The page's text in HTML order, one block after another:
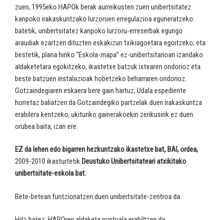
zuen, 1995eko HAPOk berak aurreikusten zuen unibertsitatez
kanpoko irakaskuntzako lurzoruen erregulazioa eguneratzeko:
batetik, unibertsitatez kanpoko lurzoru-erreserbak egungo
araudiak ezartzen dituzten eskakizun txikiagoetara egoitzeko; eta
bestetik, plana hiriko “Eskola-mapa” ez-unibertsitarioan izandako
aldaketetara egokitzeko, ikastetxe batzuk ixtearen ondorioz eta
beste batzuen instalazioak hobetzeko beharraren ondorioz.
Gotzaindegiaren eskaera bere gain hartuz, Udala espediente
horretaz baliatzen da Gotzaindegiko partzelak duen irakaskuntza
erabilera kentzeko, ukituriko gainerakoekin zerikusirik ez duen
orubea baita, izan ere:
EZ da lehen edo bigarren hezkuntzako ikastetxe bat, BAI, ordea,
2009-2010 ikasturtetik Deustuko Unibertsitateari atxikitako
unibertsitate-eskola bat.
Bete-betean funtzionatzen duen unibertsitate-zentroa da.